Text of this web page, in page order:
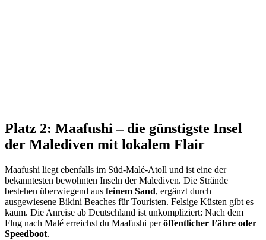
Platz 2: Maafushi – die günstigste Insel
der Malediven mit lokalem Flair
Maafushi liegt ebenfalls im Süd-Malé-Atoll und ist eine der
bekanntesten bewohnten Inseln der Malediven. Die Strände
bestehen überwiegend aus feinem Sand, ergänzt durch
ausgewiesene Bikini Beaches für Touristen. Felsige Küsten gibt es
kaum. Die Anreise ab Deutschland ist unkompliziert: Nach dem
Flug nach Malé erreichst du Maafushi peröffentlicher Fähre oder
Speedboot.